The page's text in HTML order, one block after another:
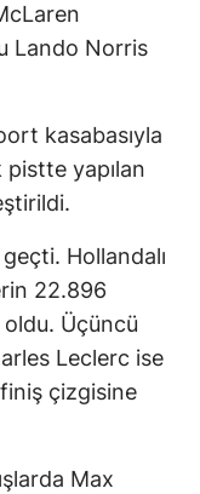
Lando Norris
kasabasıyla
pistte yapılan
Hollandalı
22.896
Üçüncü
Leclerc ise
çizgisine
Max